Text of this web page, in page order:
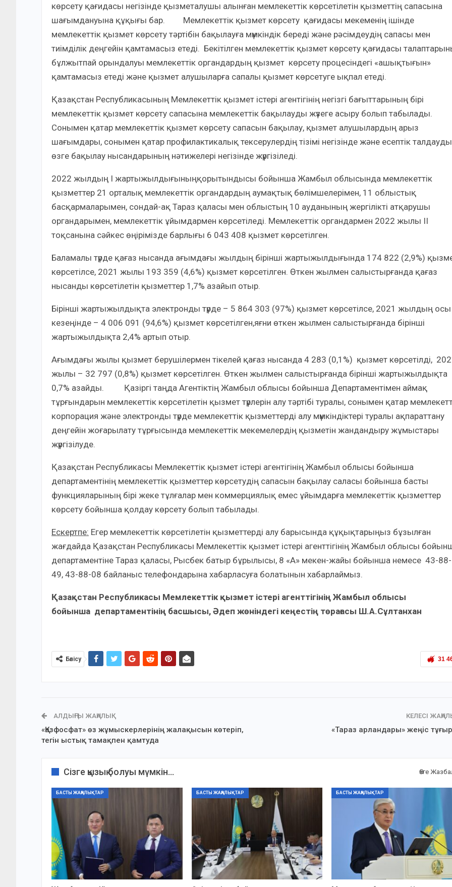
көрсету қағидасы негізінде қызметалушы алынған мемлекеттік көрсетілетін қызметтің сапасына
шағымдануына құқығы бар. Мемлекеттік қызмет көрсету қағидасы мекеменің ішінде
мемлекеттік қызмет көрсету тәртібін бақылауға мүмкіндік береді және рәсімдеудің сапасы мен
тиімділік деңгейін қамтамасыз етеді. Бекітілген мемлекеттік қызмет көрсету қағидасы
бұлжытпай орындалуы мемлекеттік органдардың қызмет көрсету процесіндегі «ашықтығын»
қамтамасыз етеді және қызмет алушыларға сапалы қызмет көрсетуге ықпал етеді.
Қазақстан Республикасының Мемлекеттік қызмет істері агентігінің негізгі бағыттарының бірі
мемлекеттік қызмет көрсету сапасына мемлекеттік бақылауды жүзеге асыру болып табылады.
Сонымен қатар мемлекеттік қызмет көрсету сапасын бақылау, қызмет алушылардың арыз
шағымдары, сонымен қатар профилактикалық тексерулердің тізімі негізінде және есептік
өзге бақылау нысандарының нәтижелері негізінде жүргізіледі.
2022 жылдың I жартыжылдығыныңқорытындысы бойынша Жамбыл облысында мемлекеттік
қызметтер 21 орталық мемлекеттік органдардың аумақтық бөлімшелерімен, 11 облыстық
басқармаларымен, сондай-ақ Тараз қаласы мен облыстың 10 ауданының жергілікті атқарушы
органдарымен, мемлекеттік ұйымдармен көрсетіледі. Мемлекеттік органдармен 2022 жылы II
тоқсанына сәйкес өңірімізде барлығы 6 043 408 қызмет көрсетілген.
Баламалы түрде қағаз нысанда ағымдағы жылдың бірінші жартыжылдығында 174 822 (2,9%)
көрсетілсе, 2021 жылы 193 359 (4,6%) қызмет көрсетілген. Өткен жылмен салыстырғанда қағаз
нысанды көрсетілетін қызметтер 1,7% азайып отыр.
Бірінші жартыжылдықта электронды түрде – 5 864 303 (97%) қызмет көрсетілсе, 2021 жылдың осы
кезеңінде – 4 006 091 (94,6%) қызмет көрсетілген,яғни өткен жылмен салыстырғанда бірінші
жартыжылдықта 2,4% артып отыр.
Ағымдағы жылы қызмет берушілермен тікелей қағаз нысанда 4 283 (0,1%) қызмет көрсетілді,
жылы – 32 797 (0,8%) қызмет көрсетілген. Өткен жылмен салыстырғанда бірінші жартыжылдықта
0,7% азайды. Қазіргі таңда Агентіктің Жамбыл облысы бойынша Департаментімен аймақ
тұрғындарын мемлекеттік көрсетілетін қызмет түрлерін алу тәртібі туралы, сонымен қатар
корпорация және электронды түрде мемлекеттік қызметтерді алу мүмкіндіктері туралы ақпараттану
деңгейін жоғарылату тұрғысында мемлекеттік мекемелердің қызметін жандандыру жұмыстары
жүргізілуде.
Қазақстан Республикасы Мемлекеттік қызмет істері агентігінің Жамбыл облысы бойынша
департаментінің мемлекеттік қызметтер көрсетудің сапасын бақылау саласы бойынша басты
функцияларының бірі жеке тұлғалар мен коммерциялық емес ұйымдарға мемлекеттік қызметтер
көрсету бойынша қолдау көрсету болып табылады.
Ескертпе: Егер мемлекеттік көрсетілетін қызметтерді алу барысында құқықтарыңыз бұзылған
жағдайда Қазақстан Республикасы Мемлекеттік қызмет істері агенттігінің Жамбыл облысы
департаментіне Тараз қаласы, Рысбек батыр бұрылысы, 8 «A» мекен-жайы бойынша немесе 43-88-
49, 43-88-08 байланыс телефондарына хабарласуға болатынын хабарлаймыз.
Қазақстан Республикасы Мемлекеттік қызмет істері агенттігінің Жамбыл облысы
бойынша департаментінің басшысы, Әдеп жөніндегі кеңестің төрағасы Ш.А.Сұлтанхан
31
Бөлісу
АЛДЫҢҒЫ ЖАҢАЛЫҚ
«Қазфосфат» өз жұмыскерлерінің жалақысын көтеріп,
тегін ыстық тамақпен қамтуда
КЕЛЕСІ
«Тараз арландары» жеңіс
Сізге қызық болуы мүмкін... Өзге
БАСТЫ ЖАҢАЛЫҚТАР БАСТЫ ЖАҢАЛЫҚТАР БАСТЫ ЖАҢАЛЫҚТАР